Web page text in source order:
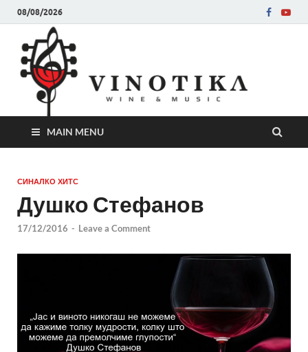
08/08/2026
MAIN MENU
СИНАЛКО ХИТС
Душко Стефанов
17/12/2016 - Leave a Comment